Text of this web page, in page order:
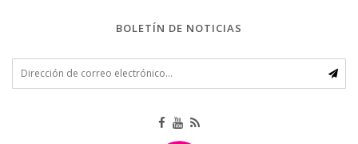
BOLETÍN DE NOTICIAS